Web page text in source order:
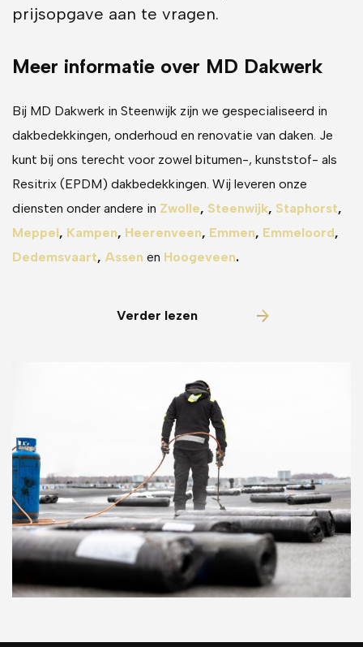
prijsopgave aan te vragen.
Meer informatie over MD Dakwerk
Bij MD Dakwerk in Steenwijk zijn we gespecialiseerd in
dakbedekkingen, onderhoud en renovatie van daken. Je
kunt bij ons terecht voor zowel bitumen-, kunststof- als
Resitrix (EPDM) dakbedekkingen. Wij leveren onze
diensten onder andere in Zwolle, Steenwijk, Staphorst,
Meppel, Kampen, Heerenveen, Emmen, Emmeloord,
Dedemsvaart, Assen en Hoogeveen.
Verder lezen